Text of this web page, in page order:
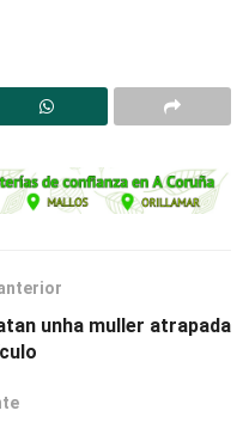
unha muller atrapada